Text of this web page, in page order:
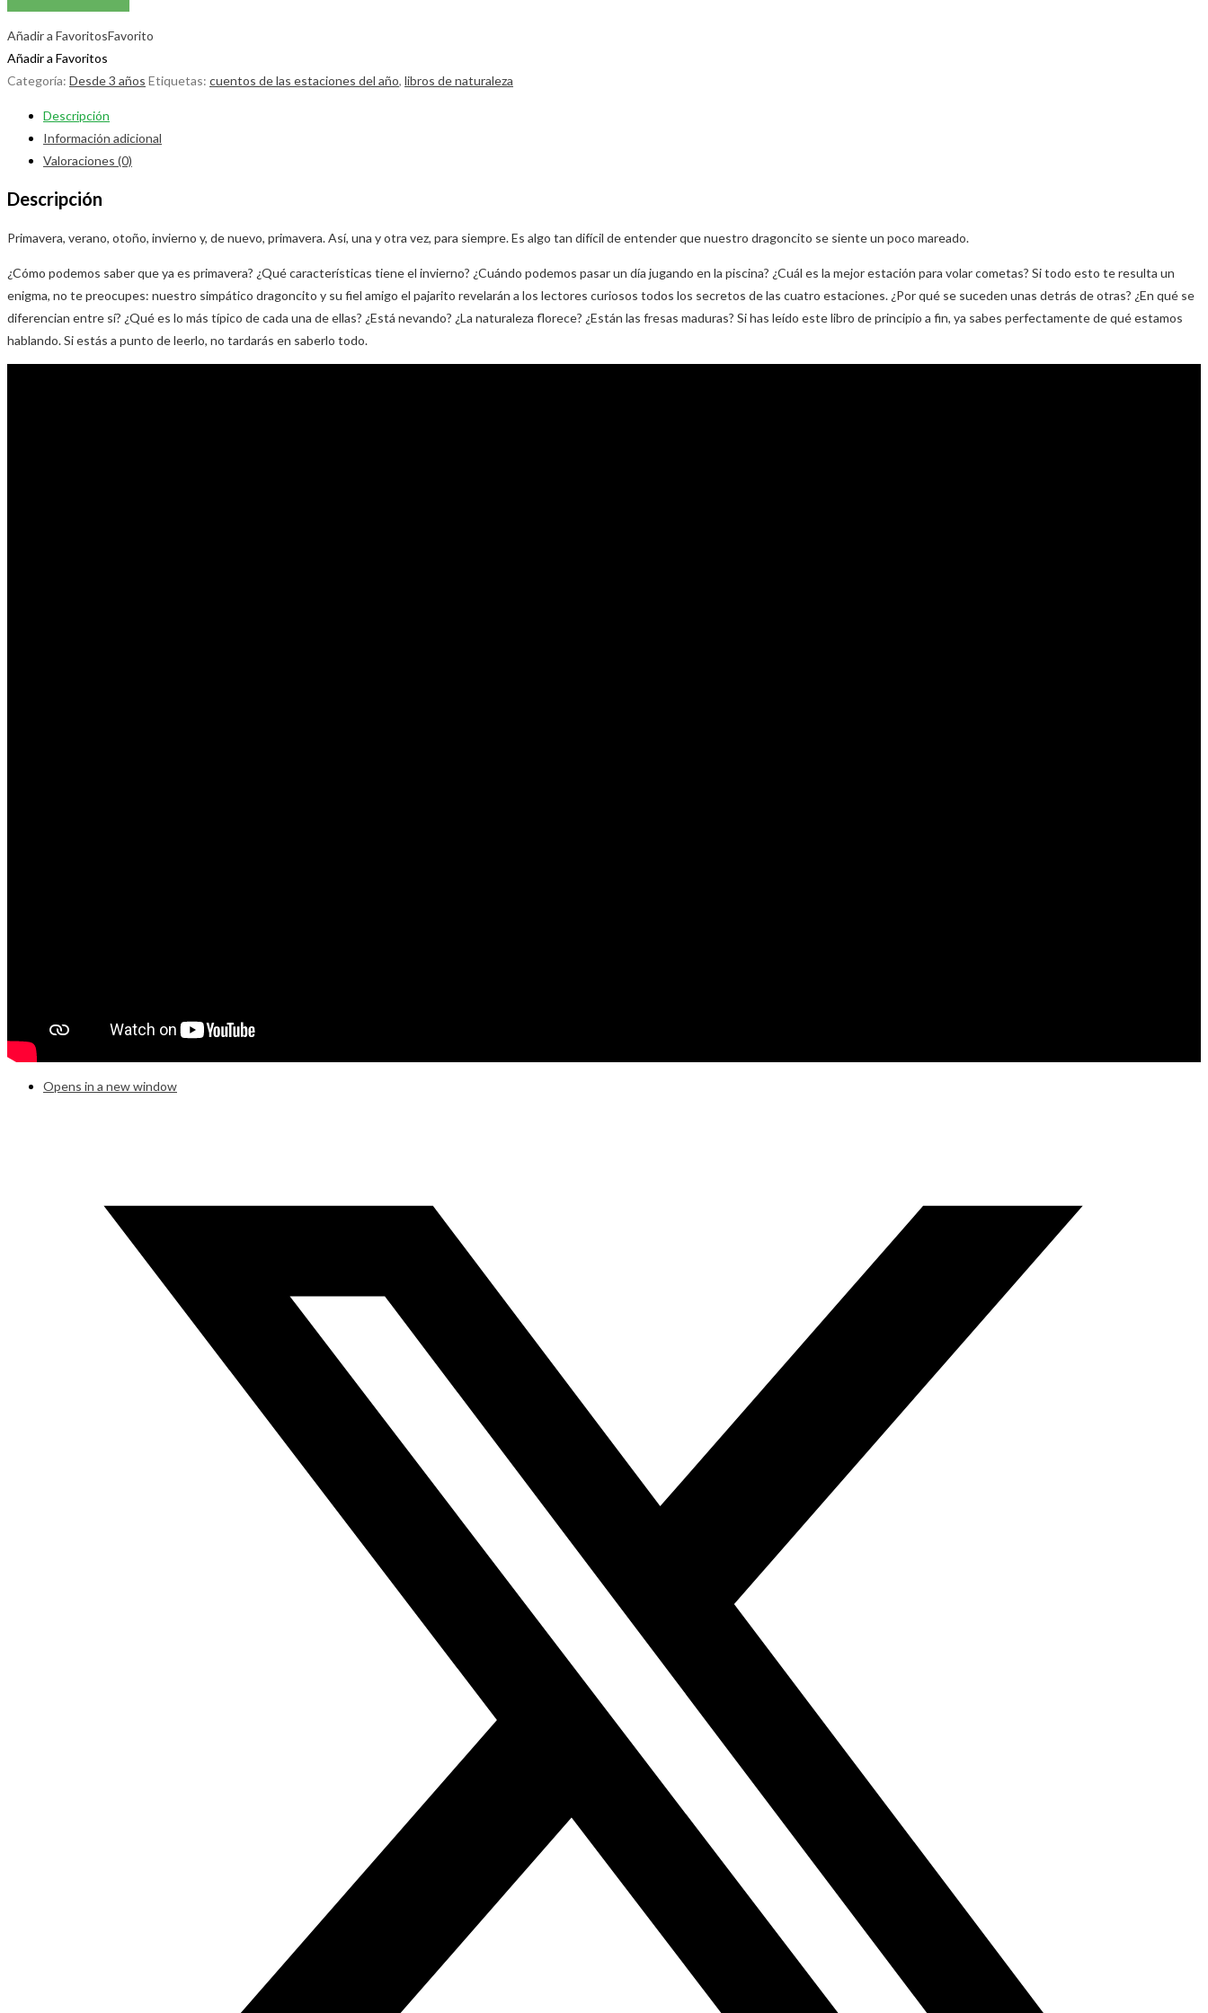
Añadir a FavoritosFavorito
Añadir a Favoritos
Categoría: Desde 3 años Etiquetas: cuentos de las estaciones del año, libros de naturaleza
Descripción
Información adicional
Valoraciones (0)
Descripción
Primavera, verano, otoño, invierno y, de nuevo, primavera. Así, una y otra vez, para siempre. Es algo tan difícil de entender que nuestro dragoncito se siente un poco mareado.
¿Cómo podemos saber que ya es primavera? ¿Qué características tiene el invierno? ¿Cuándo podemos pasar un día jugando en la piscina? ¿Cuál es la mejor estación para volar cometas? Si todo esto te resulta un
enigma, no te preocupes: nuestro simpático dragoncito y su fiel amigo el pajarito revelarán a los lectores curiosos todos los secretos de las cuatro estaciones. ¿Por qué se suceden unas detrás de otras? ¿En qué se
diferencian entre sí? ¿Qué es lo más típico de cada una de ellas? ¿Está nevando? ¿La naturaleza florece? ¿Están las fresas maduras? Si has leído este libro de principio a fin, ya sabes perfectamente de qué estamos
hablando. Si estás a punto de leerlo, no tardarás en saberlo todo.
Opens in a new window